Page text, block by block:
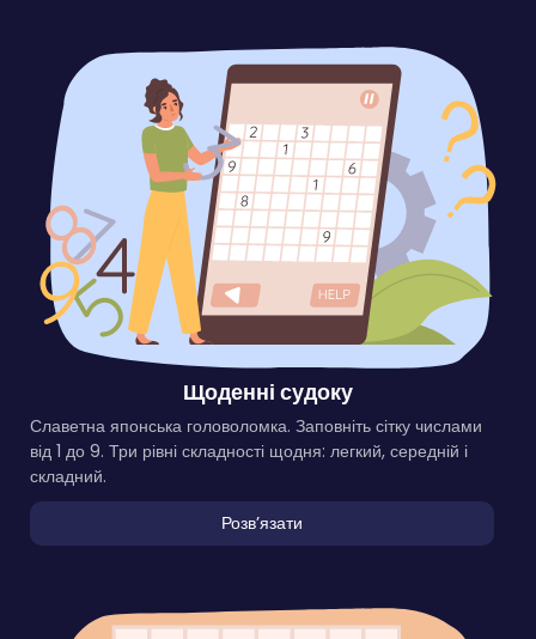
Щоденні судоку
Славетна японська головоломка. Заповніть сітку числами
від 1 до 9. Три рівні складності щодня: легкий, середній і
складний.
Розвʼязати